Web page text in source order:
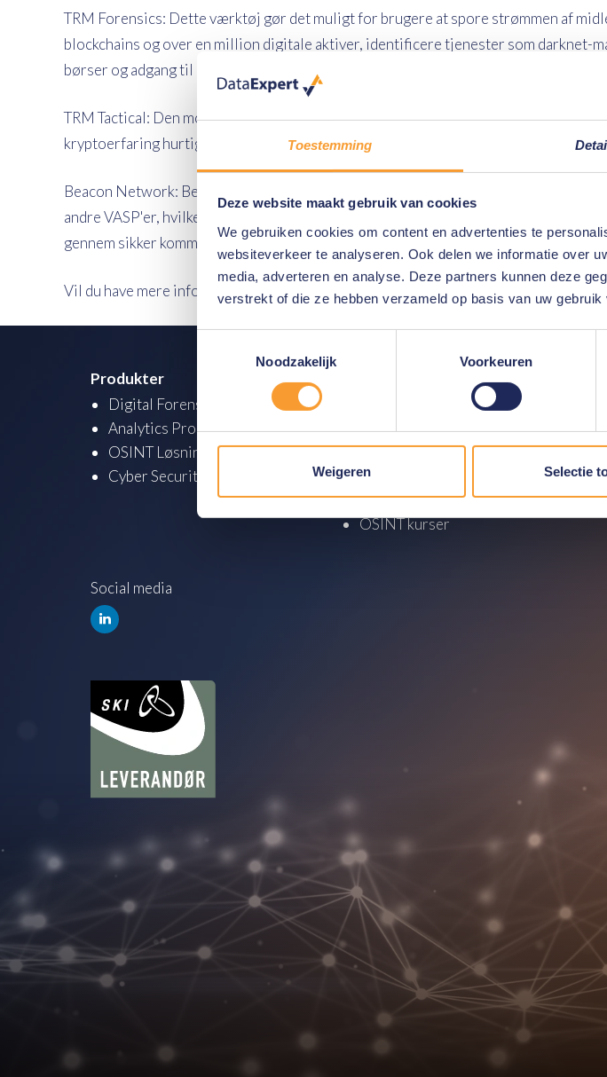
Toestemming
Deze website maakt gebruik van cookies
We gebruiken cookies om content en advertenties te
websiteverkeer te analyseren. Ook delen we informatie over
media, adverteren en analyse. Deze partners kunnen deze
verstrekt of die ze hebben verzameld op basis van uw
Noodzakelijk
Voorkeuren
Weigeren Selectie
TRM Forensics: Dette værktøj gør det muligt for brugere at spore strømmen af
blockchains og over en million digitale aktiver, identificere tjenester som darknet-
børser og adgang til unikke adresser.
TRM Tactical: Den mobilvenlige webapp, der gør det muligt for efterforskere uden
kryptoerfaring hurtigt at triage blockchain-data og fremskynde kryptoundersøgelser
Beacon Network: Beacon Network forbinder retshåndhævende efterforskere med
andre VASP'er, hvilket muliggør hurtigt samarbejde i kølvandet på kritiske hændelser
gennem sikker kommunikation.
Vil du have mere information om TRM Labs og deres produkter? Kontakt
Produkter
Digital Forensics Produkter
Analytics Produkter
OSINT Løsninger
Cyber Security
Digital Forensics kurser
Cybercrime kurser
Cyber Security kurser
Kryptovaluta kurser
OSINT kurser
Social media